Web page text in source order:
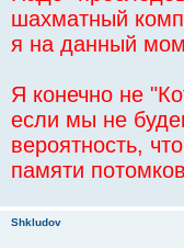
шахматный
я на данный
Я конечно не
если мы не
вероятность,
памяти
Shkludov